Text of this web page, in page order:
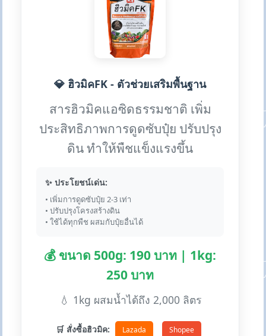
💎 ฮิวมิคFK - ตัวช่วยเสริมพื้นฐาน
สารฮิวมิคแอซิดธรรมชาติ เพิ่ม
ประสิทธิภาพการดูดซับปุ๋ย ปรับปรุง
ดิน ทำให้พืชแข็งแรงขึ้น
✨ ประโยชน์เด่น:
• เพิ่มการดูดซับปุ๋ย 2-3 เท่า
• ปรับปรุงโครงสร้างดิน
• ใช้ได้ทุกพืช ผสมกับปุ๋ยอื่นได้
💰 ขนาด 500g: 190 บาท | 1kg:
250 บาท
💧 1kg ผสมน้ำได้ถึง 2,000 ลิตร
🛒 สั่งซื้อฮิวมิค: Lazada Shopee